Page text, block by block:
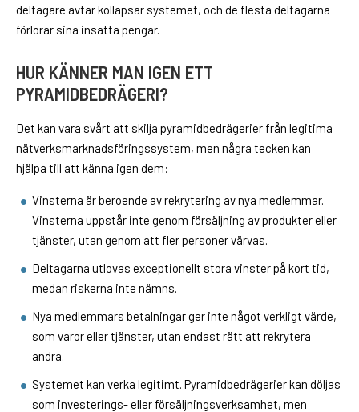
deltagare avtar kollapsar systemet, och de flesta deltagarna
förlorar sina insatta pengar.
HUR KÄNNER MAN IGEN ETT
PYRAMIDBEDRÄGERI?
Det kan vara svårt att skilja pyramidbedrägerier från legitima
nätverksmarknadsföringssystem, men några tecken kan
hjälpa till att känna igen dem:
Vinsterna är beroende av rekrytering av nya medlemmar.
Vinsterna uppstår inte genom försäljning av produkter eller
tjänster, utan genom att fler personer värvas.
Deltagarna utlovas exceptionellt stora vinster på kort tid,
medan riskerna inte nämns.
Nya medlemmars betalningar ger inte något verkligt värde,
som varor eller tjänster, utan endast rätt att rekrytera
andra.
Systemet kan verka legitimt. Pyramidbedrägerier kan döljas
som investerings- eller försäljningsverksamhet, men